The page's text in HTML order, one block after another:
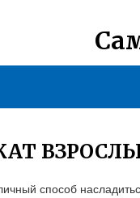
способ